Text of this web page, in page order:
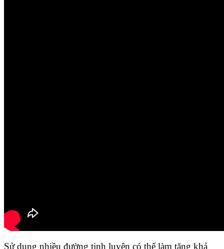
Sử dụng nhiều đường tinh luyện có thể làm tăng khả